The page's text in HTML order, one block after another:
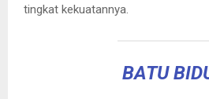
tingkat kekuatannya.
BATU